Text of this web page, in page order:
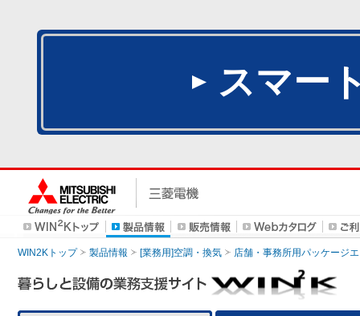
スマー
WIN2Kトップ 製品情報 [業務用]空調・換気 店舗・事務所用パッケージ